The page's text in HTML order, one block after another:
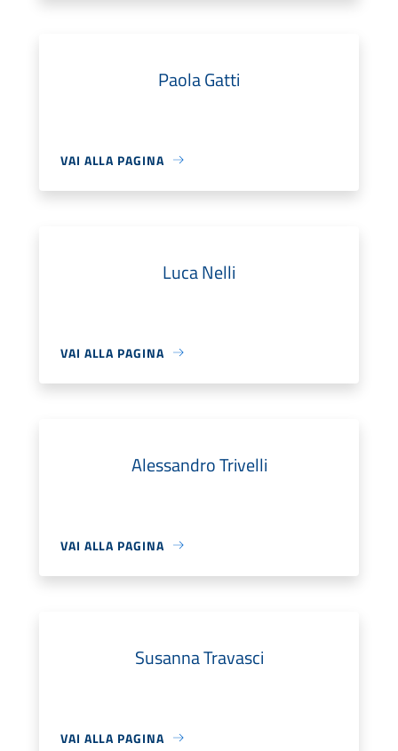
Paola Gatti
VAI ALLA PAGINA
Luca Nelli
VAI ALLA PAGINA
Alessandro Trivelli
VAI ALLA PAGINA
Susanna Travasci
VAI ALLA PAGINA